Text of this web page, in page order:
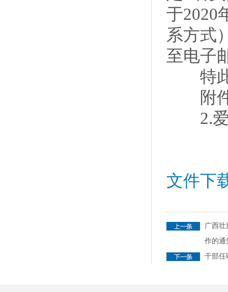
于2020
系方式
至电子
特此
附件
2.爱
文件下
广西壮
作的通
干部任